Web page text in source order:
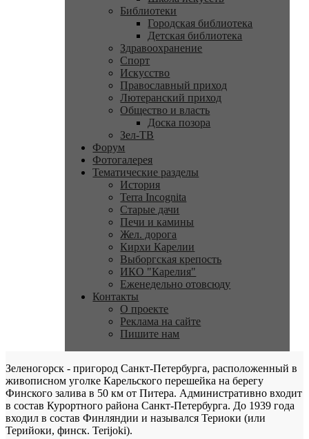
Библиотеки
Городская библиотека
Детская библиотека
Здравоохранение
Спорт
Искусство
Православный приход
Лютеранский приход
Общество и власть
Доска позора
Зел-ТВ
Форум
Фотогалерея
Тематические разделы
История
Terra Incognita
Старые дачи
Печи и камины
Жел. дорога
Кирхи Карелии
Выборгская крепость
ИКО "Карелия"
Еженедельно отовсюду
Контакты
О проекте
Реклама на сайте
Пишите нам
Зеленогорск - пригород Санкт-Петербурга, расположенный в
живописном уголке Карельского перешейка на берегу
Финского залива в 50 км от Питера. Административно входит
в состав Курортного района Санкт-Петербурга. До 1939 года
входил в состав Финляндии и назывался Териоки (или
Терийоки, финск. Terijoki).